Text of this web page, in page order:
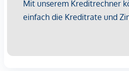
Dachgeschoß (entspricht dem 5.
über ca. 77 qm Wohnfläche sowie